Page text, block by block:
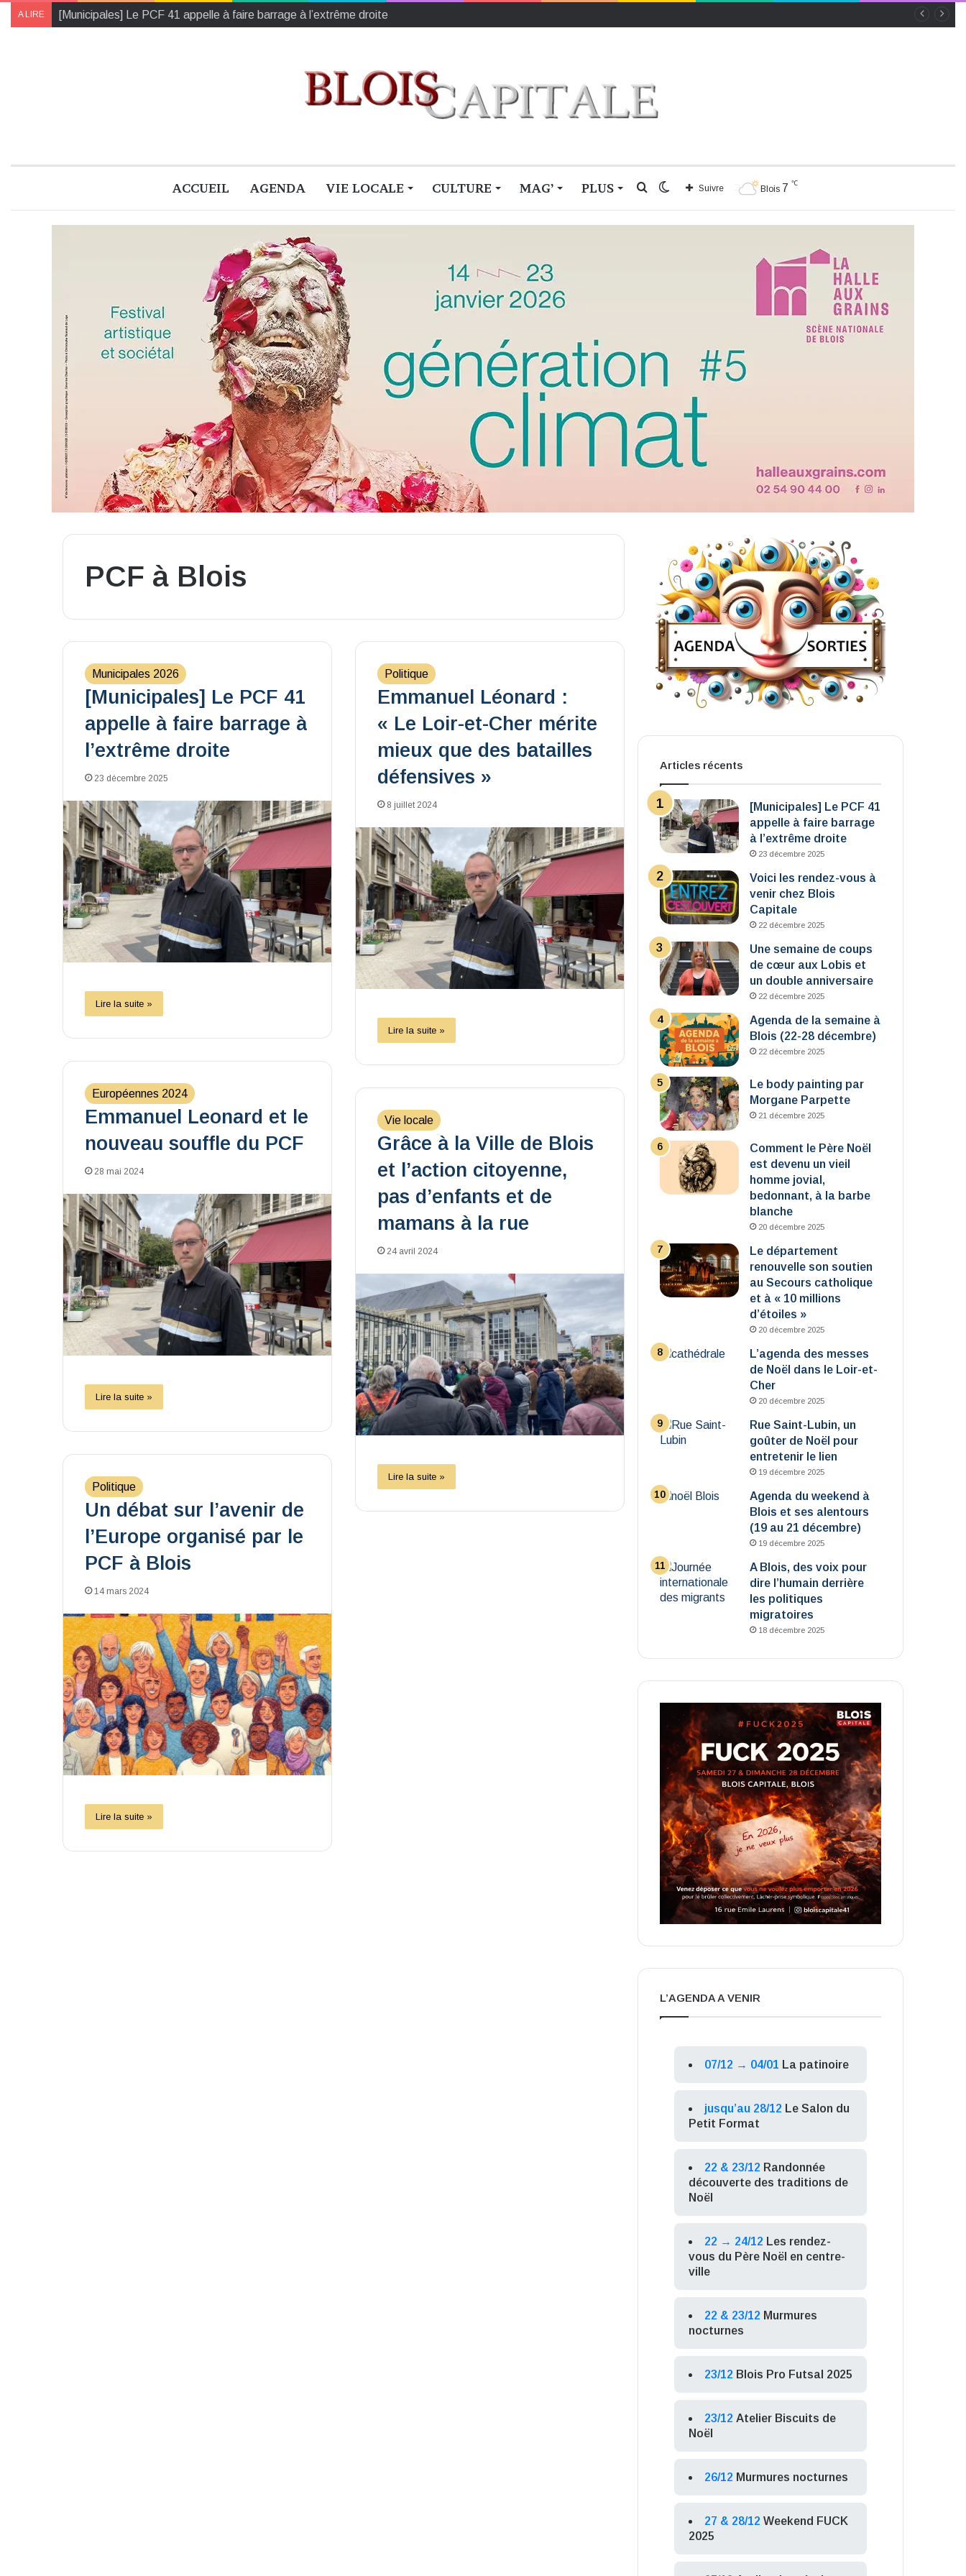
A LIRE Voici les rendez-vous à venir chez Blois Capitale
ACCUEIL AGENDA VIE LOCALE CULTURE MAG’ PLUS Blois 7 ℃
Suivre
Switch
Rechercher
PCF à Blois
Municipales 2026
[Municipales] Le PCF 41
appelle à faire barrage à
l’extrême droite
23 décembre 2025
Lire la suite »
Politique
Emmanuel Léonard :
« Le Loir-et-Cher mérite
mieux que des batailles
défensives »
8 juillet 2024
Lire la suite »
Européennes 2024
Emmanuel Leonard et le
nouveau souffle du PCF
28 mai 2024
Lire la suite »
Vie locale
Grâce à la Ville de Blois
et l’action citoyenne,
pas d’enfants et de
mamans à la rue
24 avril 2024
Lire la suite »
Politique
Un débat sur l’avenir de
l’Europe organisé par le
PCF à Blois
14 mars 2024
Lire la suite »
Articles récents
[Municipales] Le PCF 41
appelle à faire barrage
à l’extrême droite
23 décembre 2025
Voici les rendez-vous à
venir chez Blois
Capitale
22 décembre 2025
Une semaine de coups
de cœur aux Lobis et
un double anniversaire
22 décembre 2025
Agenda de la semaine à
Blois (22-28 décembre)
22 décembre 2025
Le body painting par
Morgane Parpette
21 décembre 2025
Comment le Père Noël
est devenu un vieil
homme jovial,
bedonnant, à la barbe
blanche
20 décembre 2025
Le département
renouvelle son soutien
au Secours catholique
et à « 10 millions
d’étoiles »
20 décembre 2025
L’agenda des messes
de Noël dans le Loir-et-
Cher
20 décembre 2025
Rue Saint-Lubin, un
goûter de Noël pour
entretenir le lien
19 décembre 2025
Agenda du weekend à
Blois et ses alentours
(19 au 21 décembre)
19 décembre 2025
A Blois, des voix pour
dire l’humain derrière
les politiques
migratoires
18 décembre 2025
L’AGENDA A VENIR
07/12 → 04/01 La patinoire
jusqu’au 28/12 Le Salon du
Petit Format
22 & 23/12 Randonnée
découverte des traditions de
Noël
22 → 24/12 Les rendez-
vous du Père Noël en centre-
ville
22 & 23/12 Murmures
nocturnes
23/12 Blois Pro Futsal 2025
23/12 Atelier Biscuits de
Noël
26/12 Murmures nocturnes
27 & 28/12 Weekend FUCK
2025